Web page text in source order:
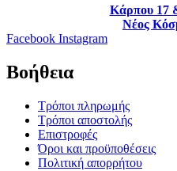
Κάρπου 17
Νέος
Facebook Instagram
Βοήθεια
Τρόποι πληρωμής
Τρόποι αποστολής
Επιστροφές
Όροι και προϋποθέσεις
Πολιτική απορρήτου